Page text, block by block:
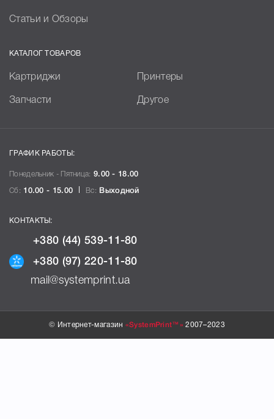
Статьи и Обзоры
КАТАЛОГ ТОВАРОВ
Картриджи Принтеры
Запчасти Другое
ГРАФИК РАБОТЫ:
Понедельник - Пятница: 9.00 - 18.00
Сб: 10.00 - 15.00 Вс: Выходной
КОНТАКТЫ:
+380 (44) 539-11-80
+380 (97) 220-11-80
mail@systemprint.ua
© Интернет-магазин «SystemPrint™» 2007–2023